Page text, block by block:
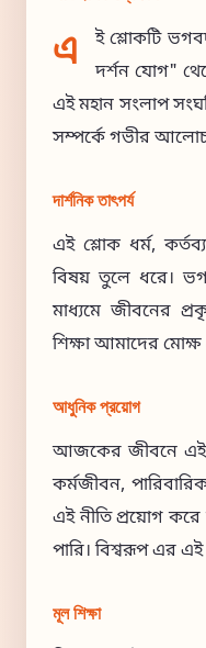
এ
ই শ্লোকটি
দর্শন যোগ"
এই মহান সংলাপ
সম্পর্কে গভীর
দার্শনিক তাৎপর্য
এই শ্লোক ধর্ম,
বিষয় তুলে ধরে।
মাধ্যমে জীবনের
শিক্ষা আমাদের মোক্ষ
আধুনিক প্রয়োগ
আজকের জীবনে এই
কর্মজীবন,
এই নীতি প্রয়োগ করে
পারি। বিশ্বরূপ এর এই
মূল শিক্ষা